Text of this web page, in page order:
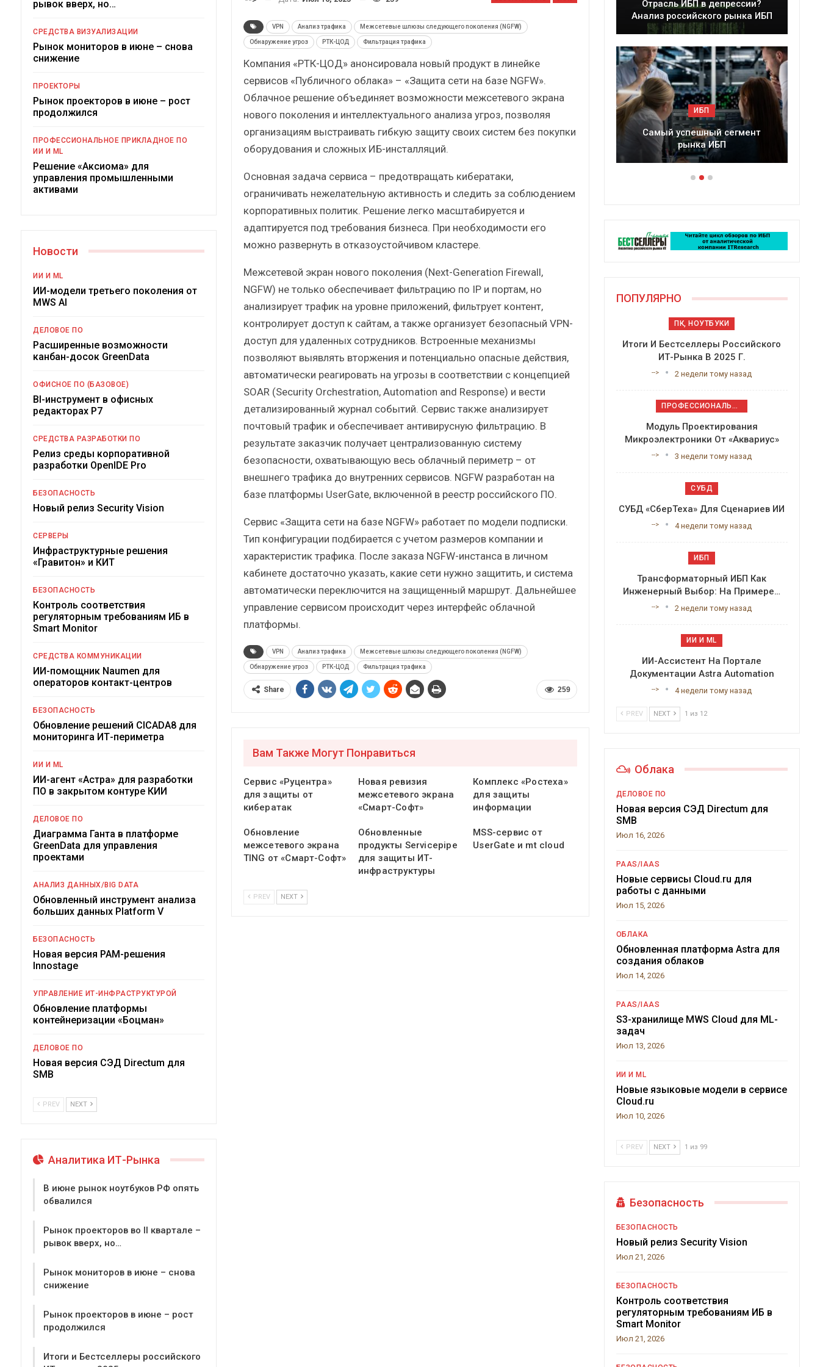
VPN Анализ трафика Межсетевые шлюзы следующего поколения (NGFW)
Обнаружение угроз РТК-ЦОД Фильтрация трафика
Компания «РТК-ЦОД» анонсировала новый продукт в линейке
сервисов «Публичного облака» – «Защита сети на базе NGFW».
Облачное решение объединяет возможности межсетевого экрана
нового поколения и интеллектуального анализа угроз, позволяя
организациям выстраивать гибкую защиту своих систем без покупки
оборудования и сложных ИБ-инсталляций.
Основная задача сервиса – предотвращать кибератаки,
ограничивать нежелательную активность и следить за соблюдением
корпоративных политик. Решение легко масштабируется и
адаптируется под требования бизнеса. При необходимости его
можно развернуть в отказоустойчивом кластере.
Межсетевой экран нового поколения (Next-Generation Firewall,
NGFW) не только обеспечивает фильтрацию по IP и портам, но
анализирует трафик на уровне приложений, фильтрует контент,
контролирует доступ к сайтам, а также организует безопасный VPN-
доступ для удаленных сотрудников. Встроенные механизмы
позволяют выявлять вторжения и потенциально опасные действия,
автоматически реагировать на угрозы в соответствии с концепцией
SOAR (Security Orchestration, Automation and Response) и вести
детализированный журнал событий. Сервис также анализирует
почтовый трафик и обеспечивает антивирусную фильтрацию. В
результате заказчик получает централизованную систему
безопасности, охватывающую весь облачный периметр – от
внешнего трафика до внутренних сервисов. NGFW разработан на
базе платформы UserGate, включенной в реестр российского ПО.
Сервис «Защита сети на базе NGFW» работает по модели подписки.
Тип конфигурации подбирается с учетом размеров компании и
характеристик трафика. После заказа NGFW-инстанса в личном
кабинете достаточно указать, какие сети нужно защитить, и система
автоматически переключится на защищенный маршрут. Дальнейшее
управление сервисом происходит через интерфейс облачной
платформы.
VPN Анализ трафика Межсетевые шлюзы следующего поколения (NGFW)
Обнаружение угроз РТК-ЦОД Фильтрация трафика
259
Share
Вам Также Могут Понравиться
Сервис «Руцентра»
для защиты от
кибератак
Новая ревизия
межсетевого экрана
«Смарт-Софт»
Комплекс «Ростеха»
для защиты
информации
Обновление
межсетевого экрана
TING от «Смарт-Софт»
Обновленные
продукты Servicepipe
для защиты ИТ-
инфраструктуры
MSS-сервис от
UserGate и mt cloud
PREV NEXT
рывок вверх, но…
СРЕДСТВА ВИЗУАЛИЗАЦИИ
Рынок мониторов в июне – снова
снижение
ПРОЕКТОРЫ
Рынок проекторов в июне – рост
продолжился
ПРОФЕССИОНАЛЬНОЕ ПРИКЛАДНОЕ ПО
ИИ И ML
Решение «Аксиома» для
управления промышленными
активами
Новости
ИИ И ML
ИИ-модели третьего поколения от
MWS AI
ДЕЛОВОЕ ПО
Расширенные возможности
канбан-досок GreenData
ОФИСНОЕ ПО (БАЗОВОЕ)
BI-инструмент в офисных
редакторах Р7
СРЕДСТВА РАЗРАБОТКИ ПО
Релиз среды корпоративной
разработки OpenIDE Pro
БЕЗОПАСНОСТЬ
Новый релиз Security Vision
СЕРВЕРЫ
Инфраструктурные решения
«Гравитон» и КИТ
БЕЗОПАСНОСТЬ
Контроль соответствия
регуляторным требованиям ИБ в
Smart Monitor
СРЕДСТВА КОММУНИКАЦИИ
ИИ-помощник Naumen для
операторов контакт-центров
БЕЗОПАСНОСТЬ
Обновление решений CICADA8 для
мониторинга ИТ-периметра
ИИ И ML
ИИ-агент «Астра» для разработки
ПО в закрытом контуре КИИ
ДЕЛОВОЕ ПО
Диаграмма Ганта в платформе
GreenData для управления
проектами
АНАЛИЗ ДАННЫХ/BIG DATA
Обновленный инструмент анализа
больших данных Platform V
БЕЗОПАСНОСТЬ
Новая версия PAM-решения
Innostage
УПРАВЛЕНИЕ ИТ-ИНФРАСТРУКТУРОЙ
Обновление платформы
контейнеризации «Боцман»
ДЕЛОВОЕ ПО
Новая версия СЭД Directum для
SMB
PREV NEXT
Аналитика ИТ-Рынка
В июне рынок ноутбуков РФ опять
обвалился
Рынок проекторов во II квартале –
рывок вверх, но…
Рынок мониторов в июне – снова
снижение
Рынок проекторов в июне – рост
продолжился
Итоги и Бестселлеры российского
Краткий статистический
Подкосят ли глобальные угрозы
российский рынок ИБП?
Итоги и Бестселлеры
Отрасль ИБП в депрессии?
Часть II.
Отрасль ИБП в депрессии?
Анализ российского рынка ИБП
ИБП
Самый успешный сегмент
Краткий
Подкосят ли
ПОПУЛЯРНО
ПК, НОУТБУКИ
Итоги И Бестселлеры Российского
ИТ-Рынка В 2025 Г.
--> 2 недели тому назад
ПРОФЕССИОНАЛЬНОЕ ПРИКЛАДНОЕ ПО
Модуль Проектирования
Микроэлектроники От «Аквариус»
--> 3 недели тому назад
СУБД
СУБД «СберТеха» Для Сценариев ИИ
--> 4 недели тому назад
ИБП
Трансформаторный ИБП Как
Инженерный Выбор: На Примере…
--> 2 недели тому назад
ИИ И ML
ИИ-Ассистент На Портале
Документации Astra Automation
--> 4 недели тому назад
PREV NEXT 1 из 12
Облака
ДЕЛОВОЕ ПО
Новая версия СЭД Directum для
SMB
Июл 16, 2026
PAAS/IAAS
Новые сервисы Cloud.ru для
работы с данными
Июл 15, 2026
ОБЛАКА
Обновленная платформа Astra для
создания облаков
Июл 14, 2026
PAAS/IAAS
S3-хранилище MWS Cloud для ML-
задач
Июл 13, 2026
ИИ И ML
Новые языковые модели в сервисе
Cloud.ru
Июл 10, 2026
PREV NEXT 1 из 99
Безопасность
БЕЗОПАСНОСТЬ
Новый релиз Security Vision
Июл 21, 2026
БЕЗОПАСНОСТЬ
Контроль соответствия
регуляторным требованиям ИБ в
Smart Monitor
Июл 21, 2026